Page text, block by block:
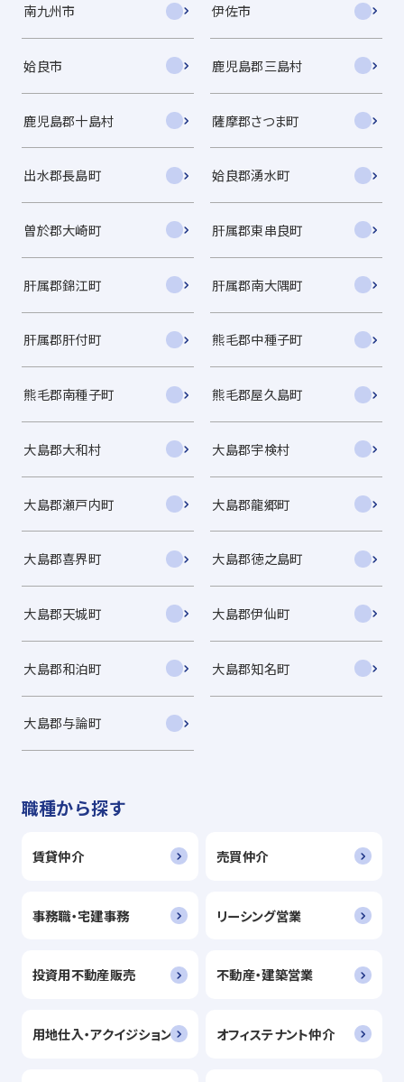
南九州市 伊佐市
姶良市 鹿児島郡三島村
鹿児島郡十島村 薩摩郡さつま町
出水郡長島町 姶良郡湧水町
曽於郡大崎町 肝属郡東串良町
肝属郡錦江町 肝属郡南大隅町
肝属郡肝付町 熊毛郡中種子町
熊毛郡南種子町 熊毛郡屋久島町
大島郡大和村 大島郡宇検村
大島郡瀬戸内町 大島郡龍郷町
大島郡喜界町 大島郡徳之島町
大島郡天城町 大島郡伊仙町
大島郡和泊町 大島郡知名町
大島郡与論町
職種から探す
賃貸仲介 売買仲介
事務職・宅建事務 リーシング営業
投資用不動産販売 不動産・建築営業
用地仕入・アクイジション オフィステナント仲介